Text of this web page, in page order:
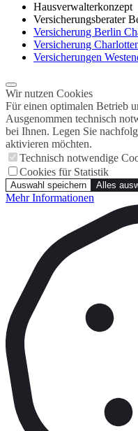
Hausverwalterkonzept
Versicherungsberater
Versicherung Berlin
Versicherung
Versicherungen
Wir nutzen Cookies
Für einen optimalen Betrieb
Ausgenommen technisch
bei Ihnen. Legen Sie
aktivieren möchten.
Technisch notwendige
Cookies für Statistik
Auswahl speichern Alles
Mehr Informationen